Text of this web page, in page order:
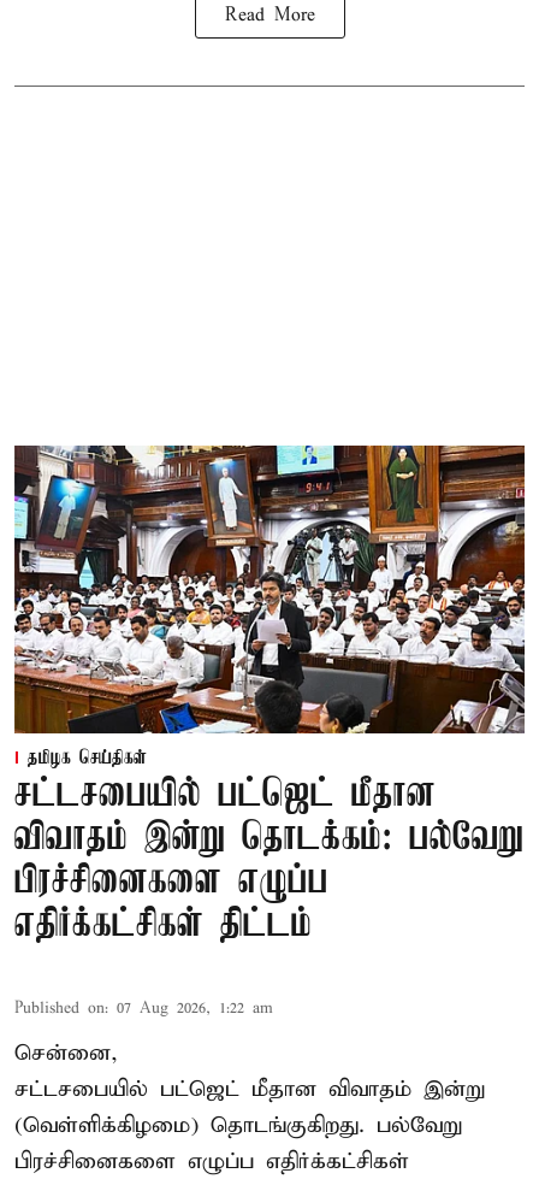
Read More
தமிழக செய்திகள்
சட்டசபையில் பட்ஜெட் மீதான
விவாதம் இன்று தொடக்கம்: பல்வேறு
பிரச்சினைகளை எழுப்ப
எதிர்க்கட்சிகள் திட்டம்
Published on: 07 Aug 2026, 1:22 am
சென்னை,
சட்டசபையில் பட்ஜெட் மீதான விவாதம் இன்று
(வெள்ளிக்கிழமை) தொடங்குகிறது. பல்வேறு
பிரச்சினைகளை எழுப்ப எதிர்க்கட்சிகள்